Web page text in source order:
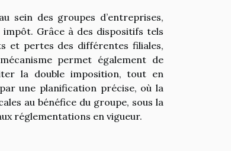
sein des groupes d’entreprises,
Grâce à des dispositifs tels
et pertes des différentes filiales,
permet également de
la double imposition, tout en
une planification précise, où la
au bénéfice du groupe, sous la
réglementations en vigueur.